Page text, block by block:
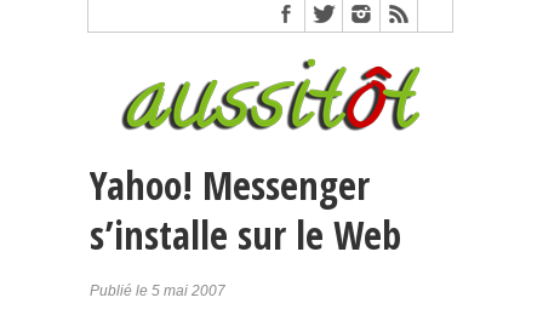
Yahoo! Messenger
s’installe sur le Web
Publié le 5 mai 2007